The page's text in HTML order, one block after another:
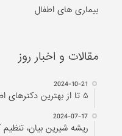
بیماری های اطفال
مقالات و اخبار روز
2024-10-21
۵ تا از بهترین دکتر‌های اصلاح مزاج در مشهد را بشناسید!
2024-07-17
ریشه شیرین بیان،